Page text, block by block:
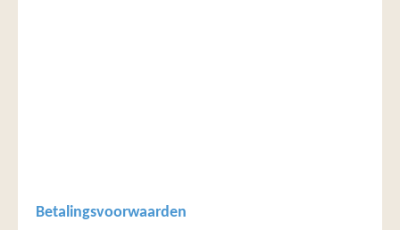
Betalingsvoorwaarden